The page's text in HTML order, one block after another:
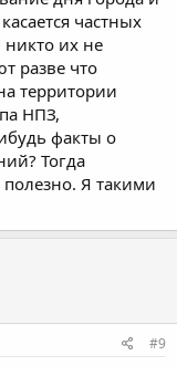
частных
никто их не
разве что
территории
НПЗ,
факты о
Тогда
Я такими
#9